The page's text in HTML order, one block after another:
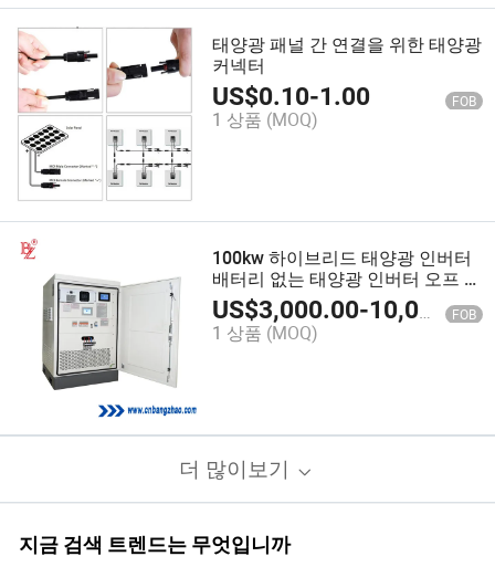
태양광 패널 간 연결을 위한 태양광
커넥터
US$0.10-1.00 FOB
1 상품 (MOQ)
100kw 하이브리드 태양광 인버터
배터리 없는 태양광 인버터 오프 그
리드 배터리 충전기 올인원
US$3,000.00-10,000.00 FOB
1 상품 (MOQ)
더 많이보기
지금 검색 트렌드는 무엇입니까